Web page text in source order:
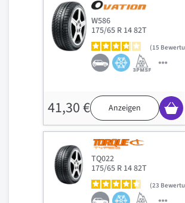
W586
175/65 R 14 82T
15
41,30 € Anzeigen
TQ022
175/65 R 14 82T
23